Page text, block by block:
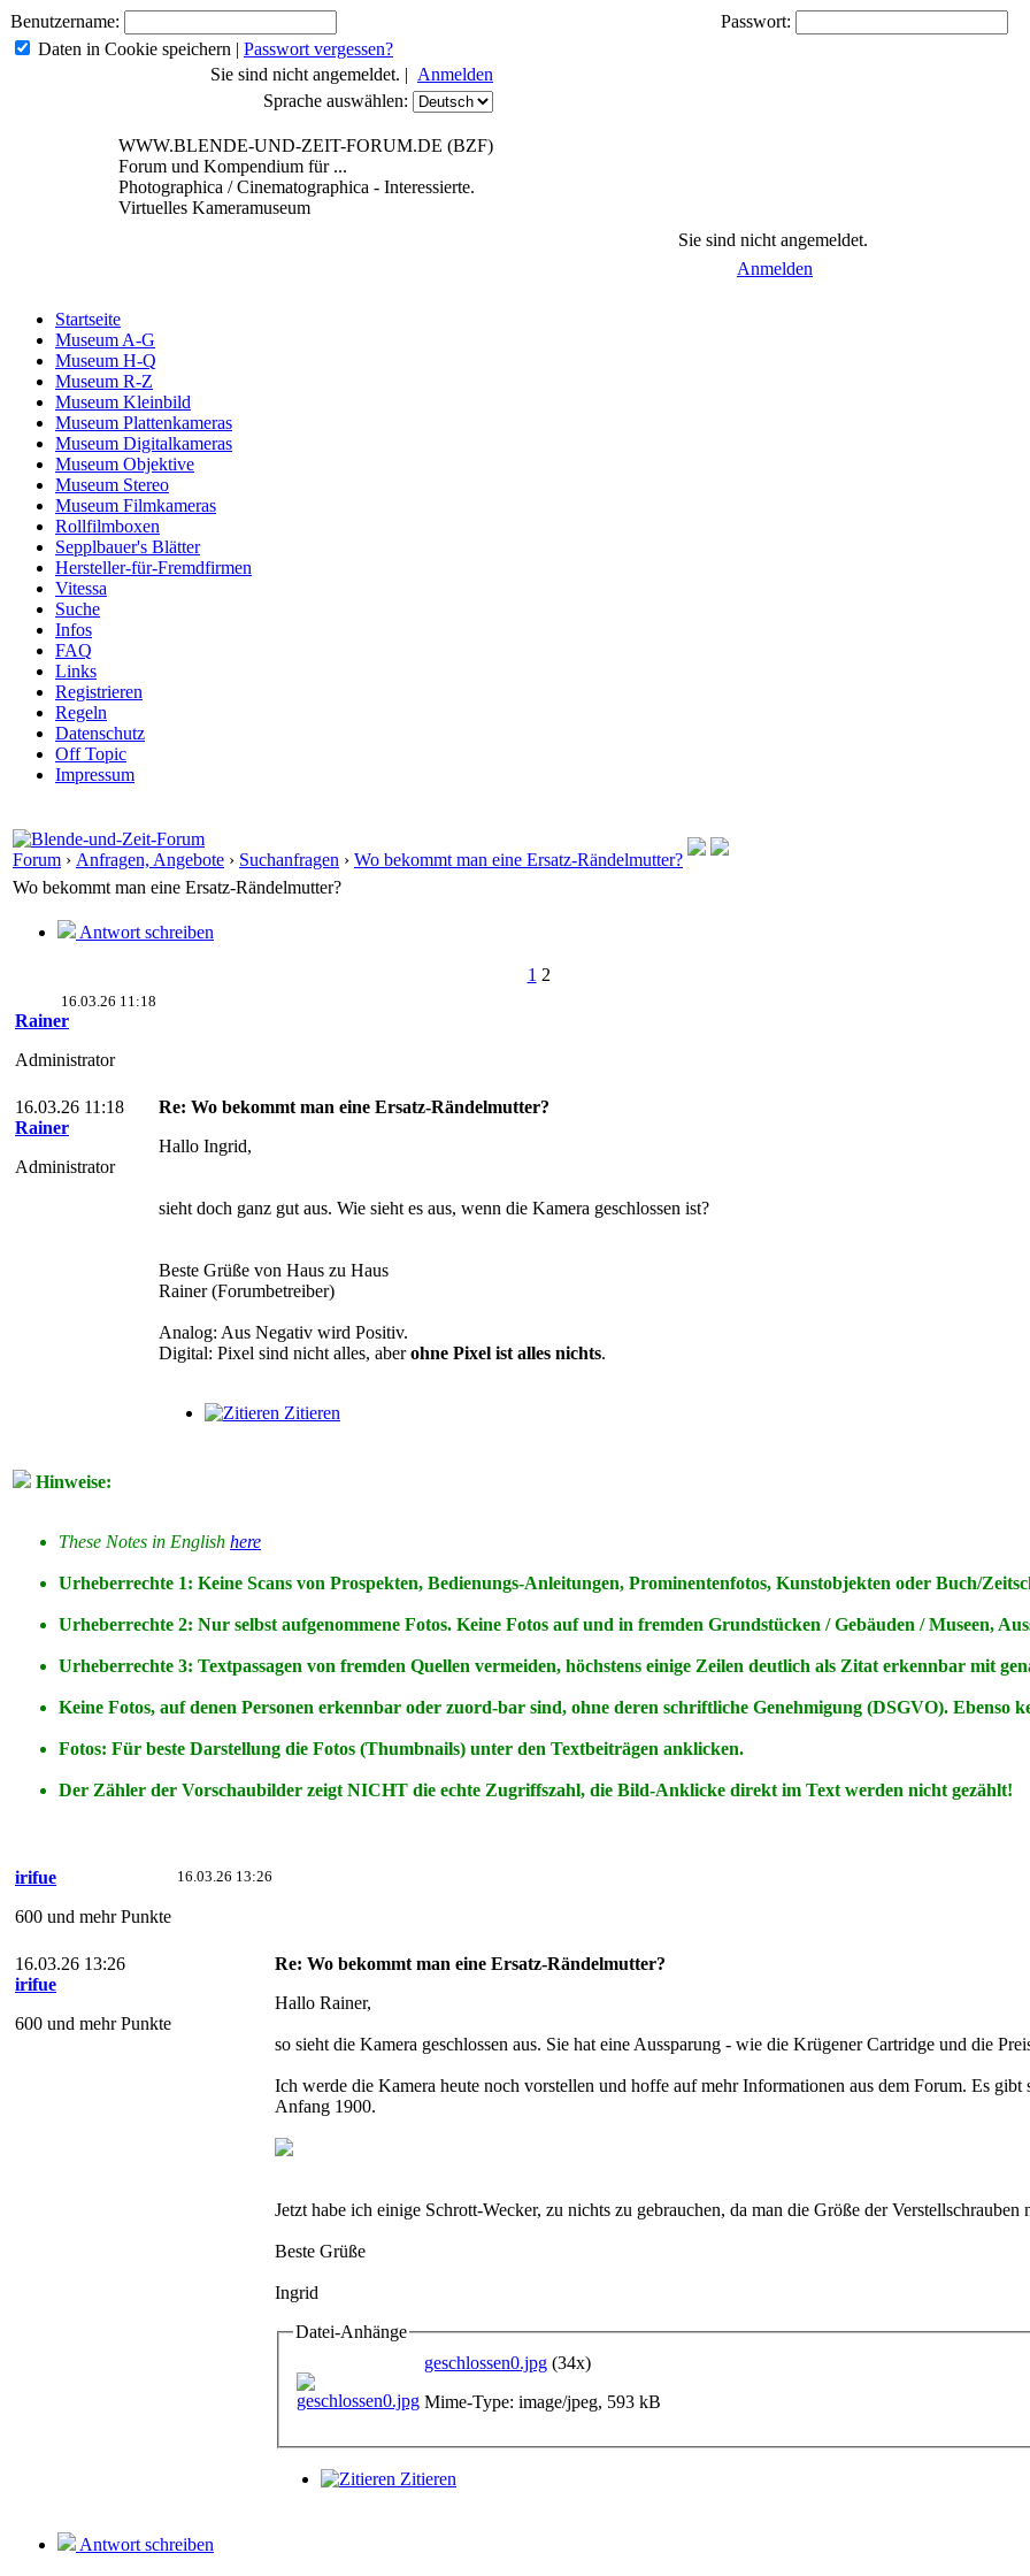
Benutzername:
Passwort:
Daten in Cookie speichern | Passwort vergessen?
Sie sind nicht angemeldet. | Anmelden
Sprache auswählen:
WWW.BLENDE-UND-ZEIT-FORUM.DE (BZF)
Forum und Kompendium für ...
Photographica / Cinematographica - Interessierte.
Virtuelles Kameramuseum
Sie sind nicht angemeldet.
Anmelden
Startseite
Museum A-G
Museum H-Q
Museum R-Z
Museum Kleinbild
Museum Plattenkameras
Museum Digitalkameras
Museum Objektive
Museum Stereo
Museum Filmkameras
Rollfilmboxen
Sepplbauer's Blätter
Hersteller-für-Fremdfirmen
Vitessa
Suche
Infos
FAQ
Links
Registrieren
Regeln
Datenschutz
Off Topic
Impressum
Forum › Anfragen, Angebote › Suchanfragen › Wo bekommt man eine Ersatz-Rändelmutter?
Wo bekommt man eine Ersatz-Rändelmutter?
Antwort schreiben
1 2
16.03.26 11:18
Rainer
Administrator
16.03.26 11:18
Rainer
Administrator
Re: Wo bekommt man eine Ersatz-Rändelmutter?
Hallo Ingrid,
sieht doch ganz gut aus. Wie sieht es aus, wenn die Kamera geschlossen ist?
Beste Grüße von Haus zu Haus
Rainer (Forumbetreiber)
Analog: Aus Negativ wird Positiv.
Digital: Pixel sind nicht alles, aberohne Pixel ist alles nichts.
Zitieren
Hinweise:
These Notes in English here
Urheberrechte 1: Keine Scans von Prospekten, Bedienungs-Anleitungen, Prominentenfotos, Kunstobjekten oder Buch/
Urheberrechte 2: Nur selbst aufgenommene Fotos. Keine Fotos aufund in fremden Grundstücken / Gebäuden / Museen,
Urheberrechte 3: Textpassagen von fremden Quellen vermeiden, höchstens einige Zeilen deutlich als Zitat erkennbar mit
Keine Fotos, auf denen Personen erkennbar oder zuord-bar sind, ohne deren schriftliche Genehmigung (DSGVO).
Fotos: Für beste Darstellung die Fotos (Thumbnails) unter den Textbeiträgen anklicken.
Der Zähler der Vorschaubilder zeigt NICHT die echte Zugriffszahl, die Bild-Anklicke direkt im Text werden nicht gezählt!
16.03.26 13:26
irifue
600 und mehr Punkte
16.03.26 13:26
irifue
600 und mehr Punkte
Re: Wo bekommt man eine Ersatz-Rändelmutter?
Hallo Rainer,
so sieht die Kamera geschlossen aus. Sie hat eine Aussparung - wie die Krügener Cartridge und die
Ich werde die Kamera heute noch vorstellen und hoffe auf mehr Informationen aus dem Forum. Es
Anfang 1900.
Jetzt habe ich einige Schrott-Wecker, zu nichts zu gebrauchen, da man die Größe der Verstellschrauben
Beste Grüße
Ingrid
Datei-Anhänge
geschlossen0.jpg (34x)
Mime-Type: image/jpeg, 593 kB
Zitieren
Antwort schreiben